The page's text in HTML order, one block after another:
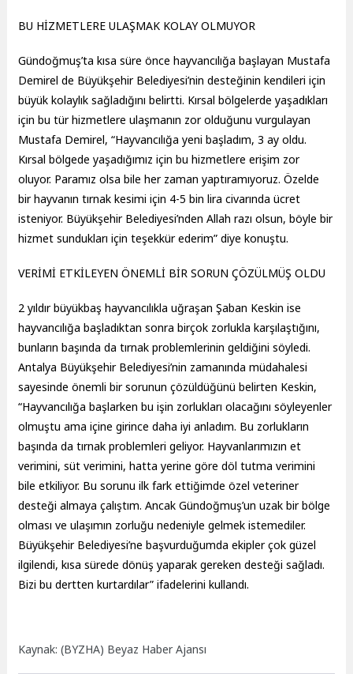
BU HİZMETLERE ULAŞMAK KOLAY OLMUYOR
Gündoğmuş’ta kısa süre önce hayvancılığa başlayan Mustafa
Demirel de Büyükşehir Belediyesi’nin desteğinin kendileri için
büyük kolaylık sağladığını belirtti. Kırsal bölgelerde yaşadıkları
için bu tür hizmetlere ulaşmanın zor olduğunu vurgulayan
Mustafa Demirel, “Hayvancılığa yeni başladım, 3 ay oldu.
Kırsal bölgede yaşadığımız için bu hizmetlere erişim zor
oluyor. Paramız olsa bile her zaman yaptıramıyoruz. Özelde
bir hayvanın tırnak kesimi için 4-5 bin lira civarında ücret
isteniyor. Büyükşehir Belediyesi’nden Allah razı olsun, böyle bir
hizmet sundukları için teşekkür ederim” diye konuştu.
VERİMİ ETKİLEYEN ÖNEMLİ BİR SORUN ÇÖZÜLMÜŞ OLDU
2 yıldır büyükbaş hayvancılıkla uğraşan Şaban Keskin ise
hayvancılığa başladıktan sonra birçok zorlukla karşılaştığını,
bunların başında da tırnak problemlerinin geldiğini söyledi.
Antalya Büyükşehir Belediyesi’nin zamanında müdahalesi
sayesinde önemli bir sorunun çözüldüğünü belirten Keskin,
“Hayvancılığa başlarken bu işin zorlukları olacağını söyleyenler
olmuştu ama içine girince daha iyi anladım. Bu zorlukların
başında da tırnak problemleri geliyor. Hayvanlarımızın et
verimini, süt verimini, hatta yerine göre döl tutma verimini
bile etkiliyor. Bu sorunu ilk fark ettiğimde özel veteriner
desteği almaya çalıştım. Ancak Gündoğmuş’un uzak bir bölge
olması ve ulaşımın zorluğu nedeniyle gelmek istemediler.
Büyükşehir Belediyesi’ne başvurduğumda ekipler çok güzel
ilgilendi, kısa sürede dönüş yaparak gereken desteği sağladı.
Bizi bu dertten kurtardılar” ifadelerini kullandı.
Kaynak: (BYZHA) Beyaz Haber Ajansı